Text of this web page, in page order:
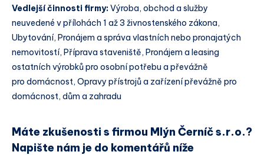
Vedlejší činnosti firmy:Výroba, obchod a služby
neuvedené v přílohách 1 až 3 živnostenského zákona,
Ubytování, Pronájem a správa vlastních nebo pronajatých
nemovitostí, Příprava staveniště, Pronájem a leasing
ostatních výrobků pro osobní potřebu a převážně
pro domácnost, Opravy přístrojů a zařízení převážně pro
domácnost, dům a zahradu
Máte zkušenosti s firmou Mlýn Černíč s.r.o.?
Napište nám je do komentářů níže